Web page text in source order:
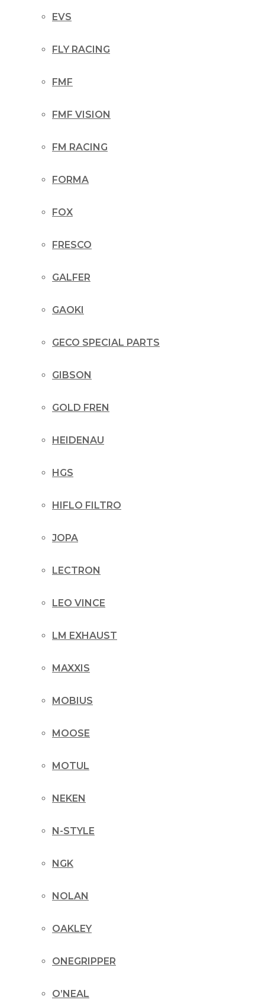
EVS
FLY RACING
FMF
FMF VISION
FM RACING
FORMA
FOX
FRESCO
GALFER
GAOKI
GECO SPECIAL PARTS
GIBSON
GOLD FREN
HEIDENAU
HGS
HIFLO FILTRO
JOPA
LECTRON
LEO VINCE
LM EXHAUST
MAXXIS
MOBIUS
MOOSE
MOTUL
NEKEN
N-STYLE
NGK
NOLAN
OAKLEY
ONEGRIPPER
O’NEAL